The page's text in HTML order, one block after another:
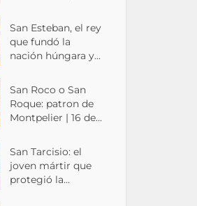
San Esteban, el rey
que fundó la
nación húngara y...
San Roco o San
Roque: patron de
Montpelier | 16 de...
San Tarcisio: el
joven mártir que
protegió la...